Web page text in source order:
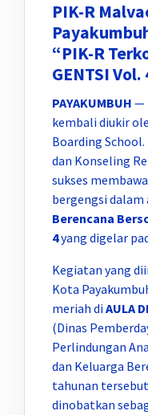
PIK-R
“PIK-R
GENTSI Vol.
PAYAKUMBUH —
kembali diukir
Boarding
dan Konseling
sukses
bergengsi dalam
Berencana
4yang digelar
Kegiatan yang
Kota
meriah diAULA
(Dinas
Perlindungan
dan Keluarga
tahunan
dinobatkan